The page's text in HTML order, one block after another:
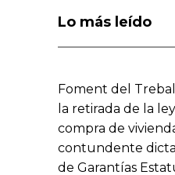
Lo más leído
Foment del
la retirada de la
compra de
contundente
de Garantías